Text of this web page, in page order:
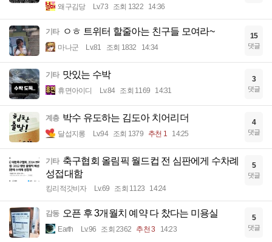
왜구김당 Lv.73 조회 1322 14:36
기타 ㅇㅎ 트위터 할줄아는 친구들 모여라~
마나군 Lv.81 조회 1832 14:34
15
댓글
기타 맛있는 수박
휴면아이디 Lv.84 조회 1169 14:31
3
댓글
계층 박수 유도하는 김도아 치어리더
달섭지롱 Lv.94 조회 1379 추천 1 14:25
4
댓글
기타 축구협회 올림픽 월드컵 전 심판에게 수차례
성접대함
킹리적갓비자 Lv.69 조회 1123 14:24
5
댓글
감동 오픈 후 3개월치 예약 다 찼다는 미용실
Earth Lv.96 조회 2362 추천 3 14:23
5
댓글